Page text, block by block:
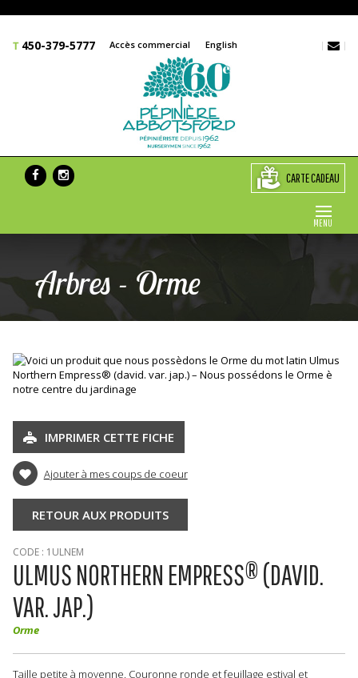
450-379-5777 Accès commercial English
MENU
CARTE CADEAU
Arbres - Orme
IMPRIMER CETTE FICHE
Ajouter à mes coups de coeur
RETOUR AUX PRODUITS
CODE : 1ULNEM
ULMUS NORTHERN EMPRESS® (DAVID.
VAR. JAP.)
Orme
Taille petite à moyenne. Couronne ronde et feuillage estival et